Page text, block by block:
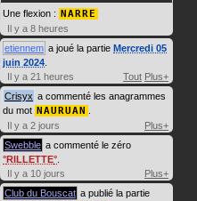
Une flexion : NARRE
Il y a 8 heures
etiennem a joué la partie Mercredi 05
juin 2024
Il y a 21 heures
Tout Plus+
Crisyx a commenté les anagrammes
du mot NAURUAN
Il y a 2 jours
Plus+
Swebble a commenté le zéro
RILLETTE
Il y a 10 jours
Plus+
Club du Bouscat a publié la partie